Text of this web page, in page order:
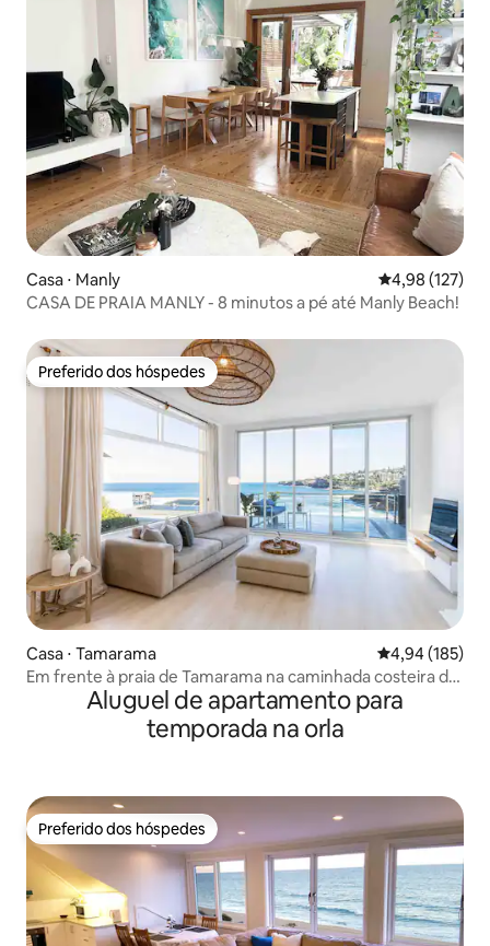
Casa ⋅ Manly 4,98 de uma
4,98 (127)
CASA DE PRAIA MANLY - 8 minutos a pé até Manly Beach!
Preferido dos hóspedes
Preferido dos hóspedes
Casa ⋅ Tamarama 4,94 de uma
4,94 (185)
Em frente à praia de Tamarama na caminhada costeira de
Aluguel de apartamento para
temporada na orla
Preferido dos hóspedes
Preferido dos hóspedes